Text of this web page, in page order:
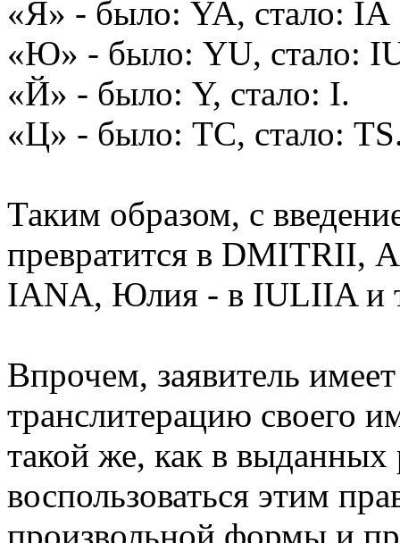
«Я» - было: YA, стало: IA
«Ю» - было: YU, стало:
«Й» - было: Y, стало: I.
«Ц» - было: TC, стало:
Таким образом, с
превратится в
IANA, Юлия - в IULIIA и
Впрочем, заявитель
транслитерацию своего
такой же, как в
воспользоваться этим